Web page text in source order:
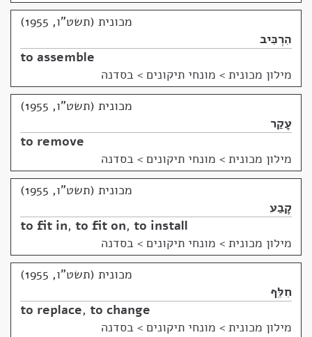
מכונית (תשט"ו, 1955)
הִרְכִּיב
to assemble
מילון מכונית > מונחי תיקונים > בסדנה
מכונית (תשט"ו, 1955)
עָקַר
to remove
מילון מכונית > מונחי תיקונים > בסדנה
מכונית (תשט"ו, 1955)
קָבַע
to fit in, to fit on, to install
מילון מכונית > מונחי תיקונים > בסדנה
מכונית (תשט"ו, 1955)
חִלֵּף
to replace, to change
מילון מכונית > מונחי תיקונים > בסדנה